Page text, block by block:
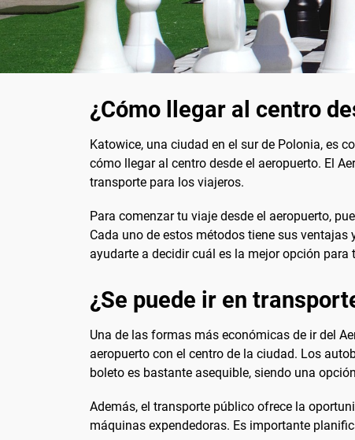
¿Cómo llegar al centro
Katowice, una ciudad en el sur de Polonia, es
cómo llegar al centro desde el aeropuerto. El
transporte para los viajeros.
Para comenzar tu viaje desde el aeropuerto,
Cada uno de estos métodos tiene sus
ayudarte a decidir cuál es la mejor opción para
¿Se puede ir en
Una de las formas más económicas de ir del
aeropuerto con el centro de la ciudad. Los
boleto es bastante asequible, siendo una
Además, el transporte público ofrece la
máquinas expendedoras. Es importante